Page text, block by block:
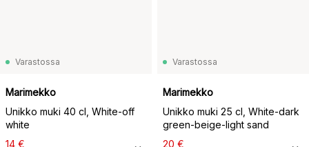
Varastossa
Marimekko
Unikko muki 40 cl, White-off
white
14 €
Varastossa
Marimekko
Unikko muki 25 cl, White-dark
green-beige-light sand
20 €